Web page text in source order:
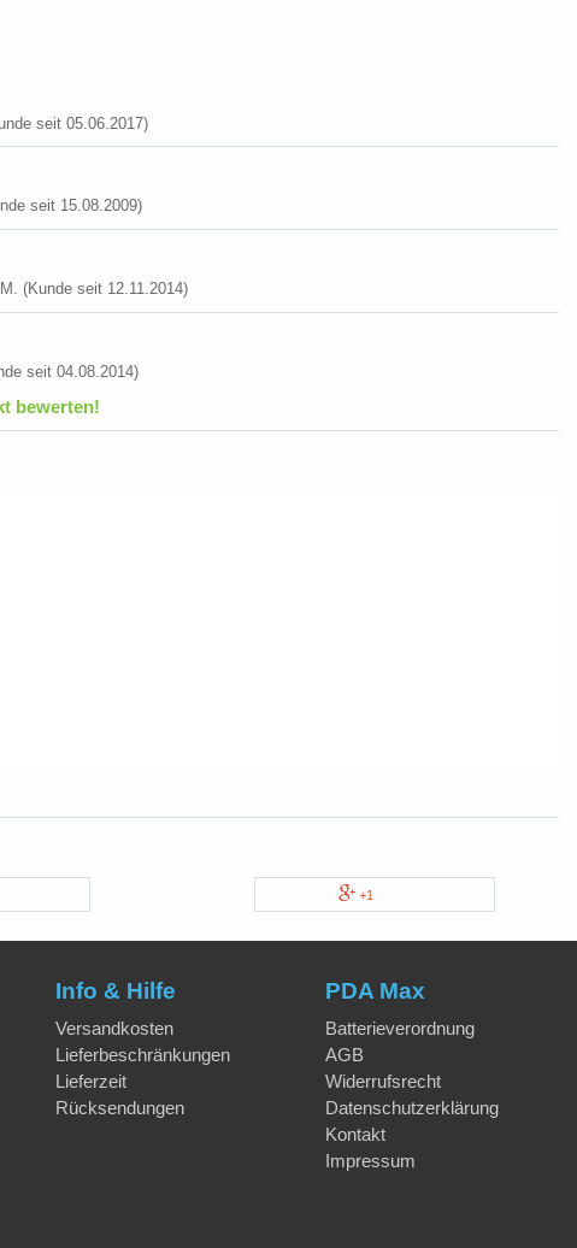
seit 05.06.2017)
seit 15.08.2009)
(Kunde seit 12.11.2014)
seit 04.08.2014)
bewerten!
+1
Info & Hilfe
Versandkosten
Lieferbeschränkungen
Lieferzeit
Rücksendungen
PDA Max
Batterieverordnung
AGB
Widerrufsrecht
Datenschutzerklärung
Kontakt
Impressum